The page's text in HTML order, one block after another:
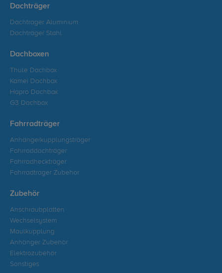
Dachträger
Dachträger Aluminium
Dachträger Stahl
Dachboxen
Thule Dachbox
Kamei Dachbox
Hapro Dachbox
G3 Dachbox
Fahrradträger
Anhängerkupplungsträger
Fahrraddachträger
Fahrradheckträger
Fahrradträger Zubehör
Zubehör
Anschraubplatten
Wechselsystem
Maulkupplung
Anhänger Zubehör
Elektrozubehör
Sonstiges